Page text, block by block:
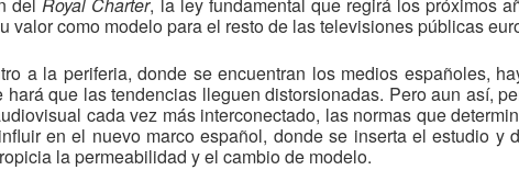
valor como modelo para el resto de las televisiones públicas
a la periferia, donde se encuentran los medios españoles,
hará que las tendencias lleguen distorsionadas. Pero aun así,
cada vez más interconectado, las normas que
en el nuevo marco español, donde se inserta el estudio y
la permeabilidad y el cambio de modelo.